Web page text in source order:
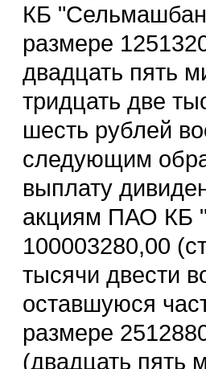
КБ
размере
двадцать пять
тридцать две
шесть рублей
следующим
выплату
акциям ПАО КБ
100003280,00
тысячи двести
оставшуюся
размере
(двадцать пять